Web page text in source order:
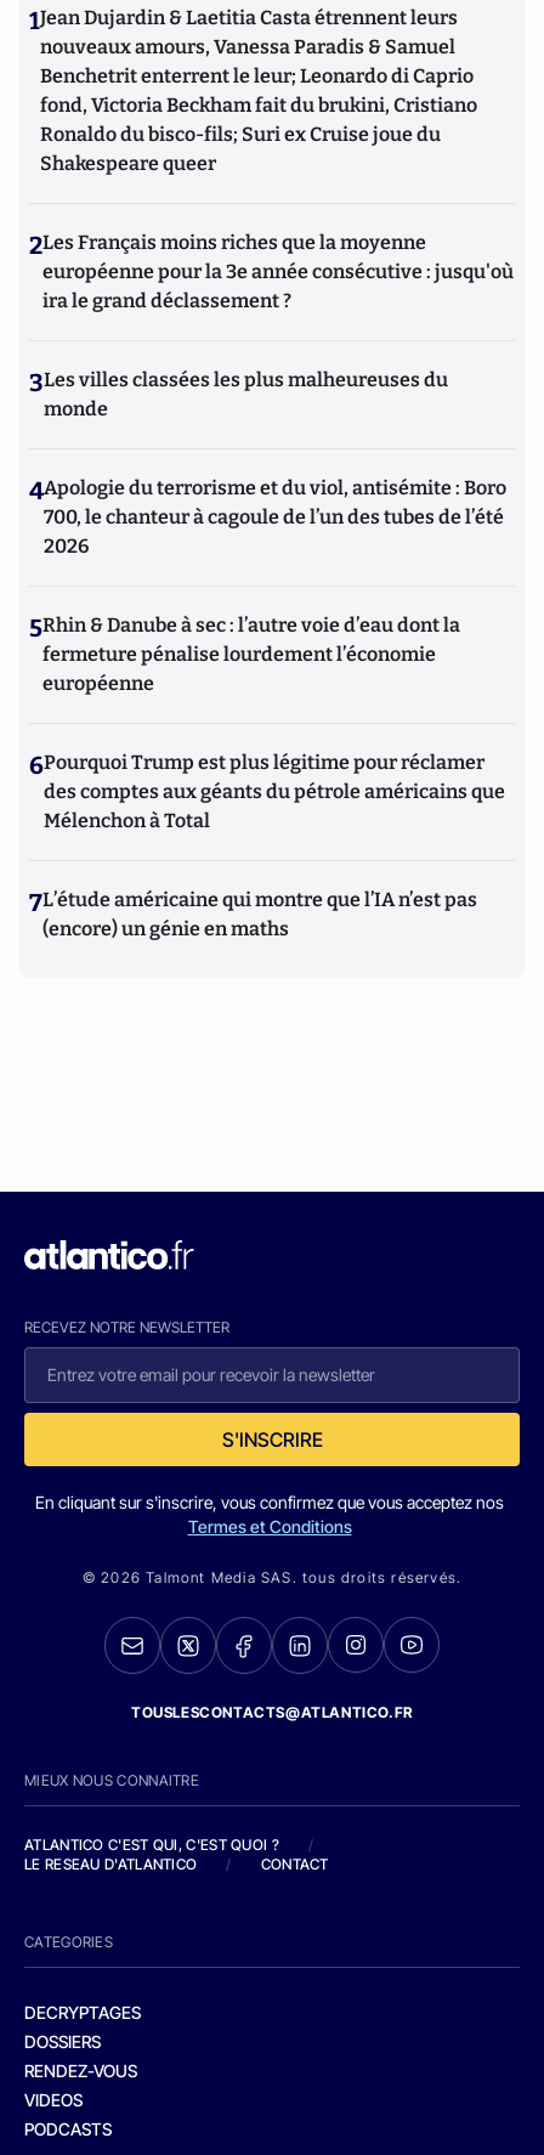
1Jean Dujardin & Laetitia Casta étrennent leurs
nouveaux amours, Vanessa Paradis & Samuel
Benchetrit enterrent le leur; Leonardo di Caprio
fond, Victoria Beckham fait du brukini, Cristiano
Ronaldo du bisco-fils; Suri ex Cruise joue du
Shakespeare queer
2Les Français moins riches que la moyenne
européenne pour la 3e année consécutive : jusqu'où
ira le grand déclassement ?
3Les villes classées les plus malheureuses du
monde
4Apologie du terrorisme et du viol, antisémite : Boro
700, le chanteur à cagoule de l’un des tubes de l’été
2026
5Rhin & Danube à sec : l’autre voie d’eau dont la
fermeture pénalise lourdement l’économie
européenne
6Pourquoi Trump est plus légitime pour réclamer
des comptes aux géants du pétrole américains que
Mélenchon à Total
7L’étude américaine qui montre que l’IA n’est pas
(encore) un génie en maths
RECEVEZ NOTRE NEWSLETTER
S'INSCRIRE
En cliquant sur s'inscrire, vous confirmez que vous acceptez nos
Termes et Conditions
© 2026 Talmont Media SAS. tous droits réservés.
TOUSLESCONTACTS@ATLANTICO.FR
MIEUX NOUS CONNAITRE
ATLANTICO C'EST QUI, C'EST QUOI ?
/
LE RESEAU D'ATLANTICO
/ CONTACT
CATEGORIES
DECRYPTAGES
DOSSIERS
RENDEZ-VOUS
VIDEOS
PODCASTS